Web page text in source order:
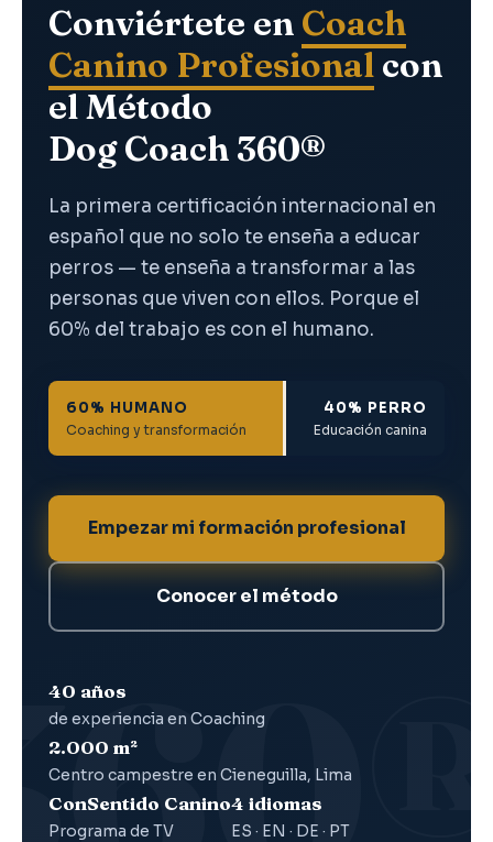
Conviértete en Coach
Canino Profesional con
el Método
Dog Coach 360®
La primera certificación internacional en
español que no solo te enseña a educar
perros — te enseña a transformar a las
personas que viven con ellos. Porque el
60% del trabajo es con el humano.
60% HUMANO
Coaching y transformación
40% PERRO
Educación canina
Empezar mi formación profesional
Conocer el método
40 años
de experiencia en Coaching
2.000 m²
Centro campestre en Cieneguilla, Lima
ConSentido Canino
Programa de TV
4 idiomas
ES · EN · DE · PT